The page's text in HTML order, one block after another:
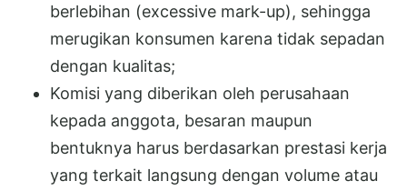
berlebihan (excessive mark-up), sehingga
merugikan konsumen karena tidak sepadan
dengan kualitas;
Komisi yang diberikan oleh perusahaan
kepada anggota, besaran maupun
bentuknya harus berdasarkan prestasi kerja
yang terkait langsung dengan volume atau